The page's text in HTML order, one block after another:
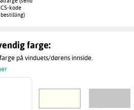
kode
farge:
på vinduets/dørens innside.